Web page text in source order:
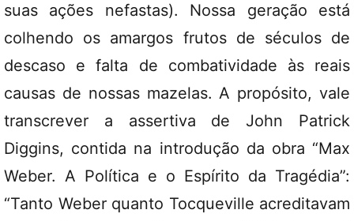
suas ações nefastas). Nossa geração está
colhendo os amargos frutos de séculos de
descaso e falta de combatividade às reais
causas de nossas mazelas. A propósito, vale
transcrever a assertiva de John Patrick
Diggins, contida na introdução da obra “Max
Weber. A Política e o Espírito da Tragédia”:
“Tanto Weber quanto Tocqueville acreditavam